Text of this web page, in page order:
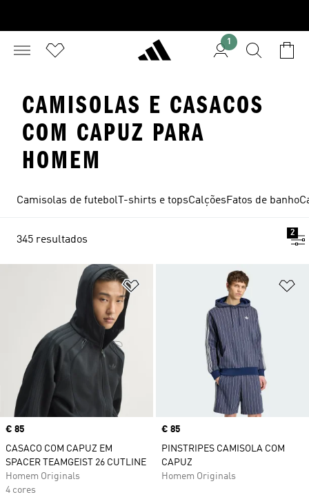
1
CAMISOLAS E CASACOS
COM CAPUZ PARA
HOMEM
Camisolas de futebol T-shirts e topsCalçõesFatos de banho
345 resultados
2
Adicionar à Lista de Desejos
Price
€ 85
CASACO COM CAPUZ EM
SPACER TEAMGEIST 26 CUTLINE
Homem Originals
4 cores
Price
€ 85
PINSTRIPES CAMISOLA COM
CAPUZ
Homem Originals